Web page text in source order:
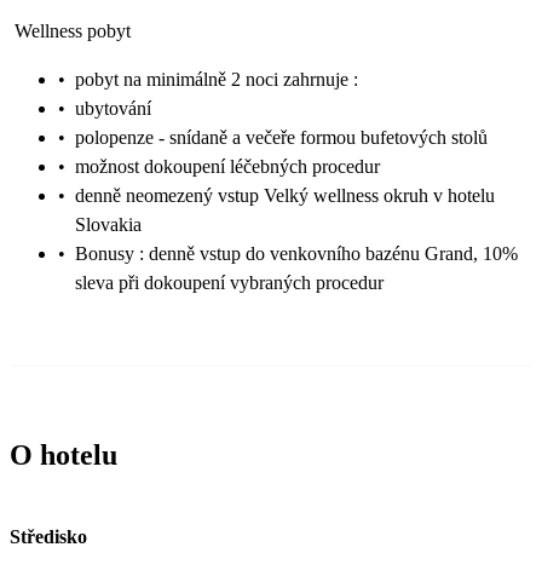
Wellness pobyt
• pobyt na minimálně 2 noci zahrnuje :
• ubytování
• polopenze - snídaně a večeře formou bufetových stolů
• možnost dokoupení léčebných procedur
• denně neomezený vstup Velký wellness okruh v hotelu
Slovakia
• Bonusy : denně vstup do venkovního bazénu Grand, 10%
sleva při dokoupení vybraných procedur
O hotelu
Středisko